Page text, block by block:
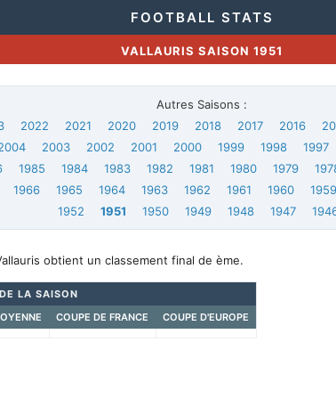
FOOTBALL STATS
VALLAURIS SAISON 1951
Autres Saisons :
2022 2021 2020 2019 2018 2017 2016
2003 2002 2001 2000 1999 1998 1997
1985 1984 1983 1982 1981 1980 1979
1966 1965 1964 1963 1962 1961 1960 1959
1952
1951 1950 1949 1948 1947
obtient un classement final de ème.
LA SAISON
COUPE DE FRANCE COUPE D'EUROPE